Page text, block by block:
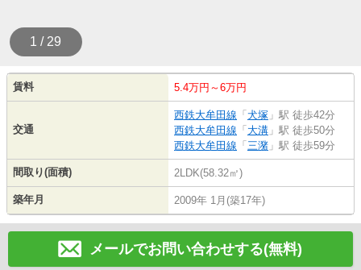
1 / 29
賃料 5.4万円～6万円
交通
西鉄大牟田線 「 犬塚 」駅 徒歩42分
西鉄大牟田線 「 大溝 」駅 徒歩50分
西鉄大牟田線 「 三潴 」駅 徒歩59分
間取り(面積) 2LDK(58.32㎡)
築年月 2009年 1月(築17年)
メールでお問い合わせする(無料)